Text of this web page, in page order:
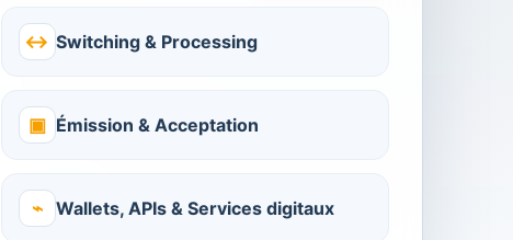
↔ Switching & Processing
▣ Émission & Acceptation
⌁ Wallets, APIs & Services digitaux